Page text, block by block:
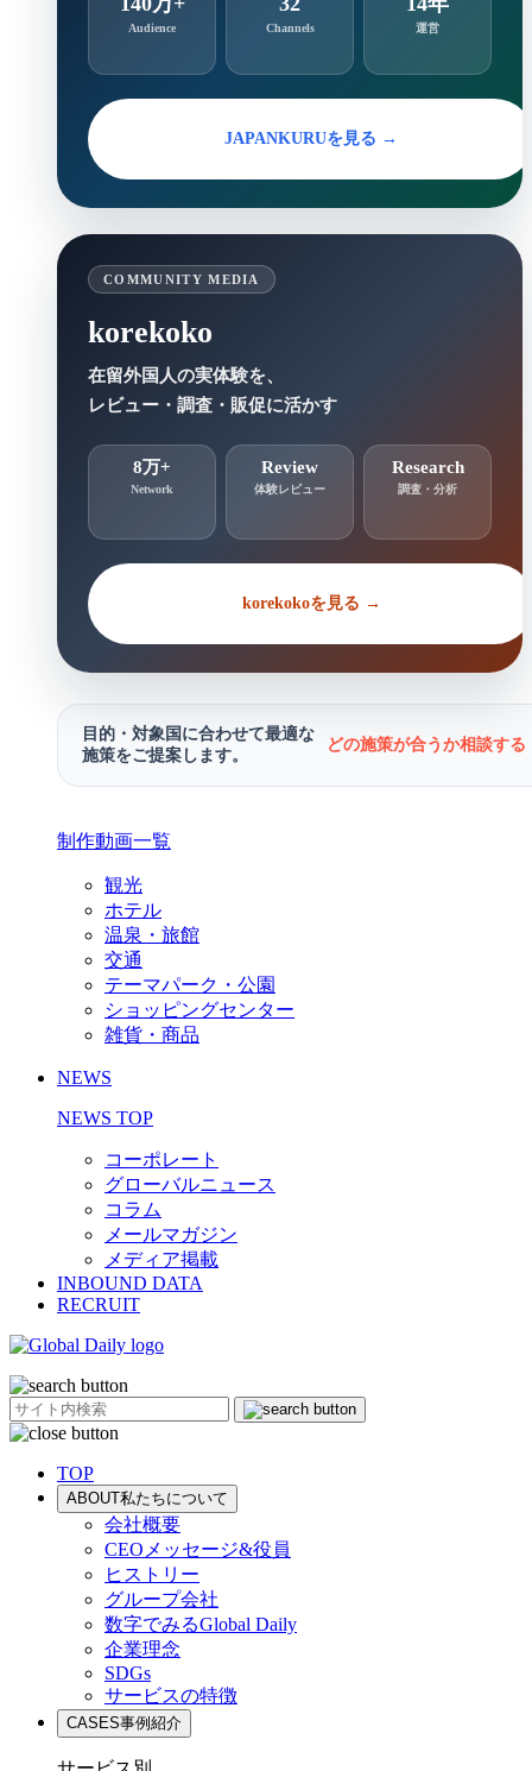
Audience Channels 運営
JAPANKURUを見る →
COMMUNITY MEDIA
korekoko
在留外国人の実体験を、
レビュー・調査・販促に活かす
8万+
Network
Review
体験レビュー
Research
調査・分析
korekokoを見る →
目的・対象国に合わせて最適な
施策をご提案します。
どの施策が合うか相談す
制作動画一覧
観光
ホテル
温泉・旅館
交通
テーマパーク・公園
ショッピングセンター
雑貨・商品
NEWS
NEWS TOP
コーポレート
グローバルニュース
コラム
メールマガジン
メディア掲載
INBOUND DATA
RECRUIT
TOP
ABOUT私たちについて
会社概要
CEOメッセージ&役員
ヒストリー
グループ会社
数字でみるGlobal Daily
企業理念
SDGs
サービスの特徴
CASES事例紹介